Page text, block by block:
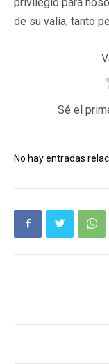
de su valía, tanto
Sé el
No hay entradas